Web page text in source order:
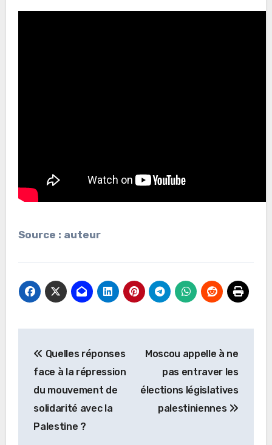
Source : auteur
de
l’article
Quelles réponses
face à la répression
du mouvement de
solidarité avec la
Palestine ?
Moscou appelle à ne
pas entraver les
élections législatives
palestiniennes